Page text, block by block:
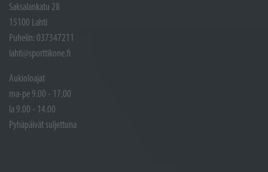
Saksalankatu 28
15100 Lahti
Puhelin: 037347211
lahti@sporttikone.fi
Aukioloajat
ma-pe 9.00 - 17.00
la 9.00 - 14.00
Pyhäpäivät suljettuna